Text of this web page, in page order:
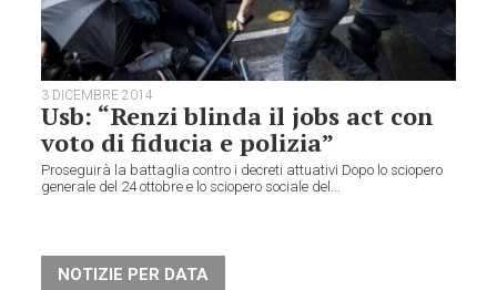
3 DICEMBRE 2014
Usb: “Renzi blinda il jobs act con
voto di fiducia e polizia”
Proseguirà la battaglia contro i decreti attuativi Dopo lo sciopero
generale del 24 ottobre e lo sciopero sociale del...
NOTIZIE PER DATA